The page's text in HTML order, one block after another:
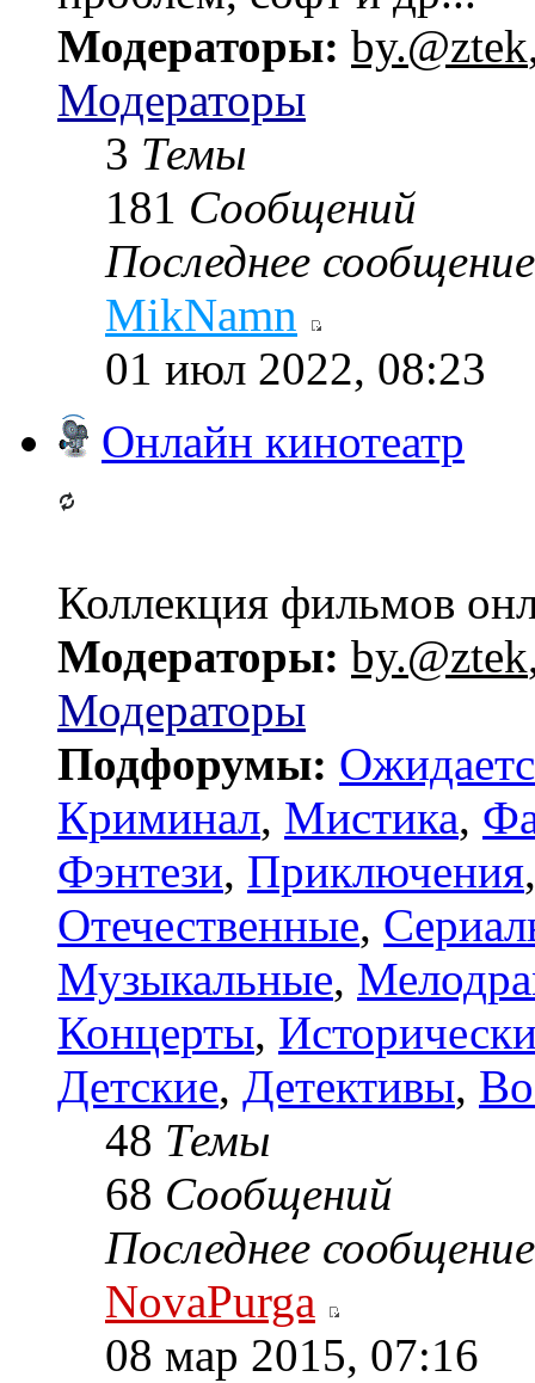
Модераторы: by.@ztek
Модераторы
3 Темы
181 Сообщений
Последнее сообщение
MikNamn
01 июл 2022, 08:23
Онлайн кинотеатр
Коллекция фильмов
Модераторы: by.@ztek
Модераторы
Подфорумы:
Криминал, Мистика,
Фэнтези, Приключения
Отечественные,
Музыкальные,
Концерты,
Детские, Детективы,
48 Темы
68 Сообщений
Последнее сообщение
NovaPurga
08 мар 2015, 07:16